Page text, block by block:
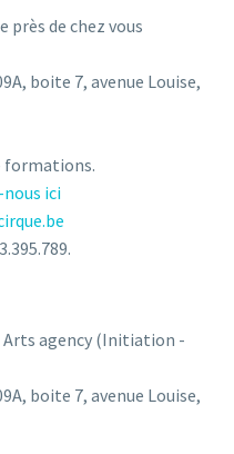
près de chez vous
boite 7, avenue Louise,
formations.
ici
Arts agency (Initiation -
boite 7, avenue Louise,